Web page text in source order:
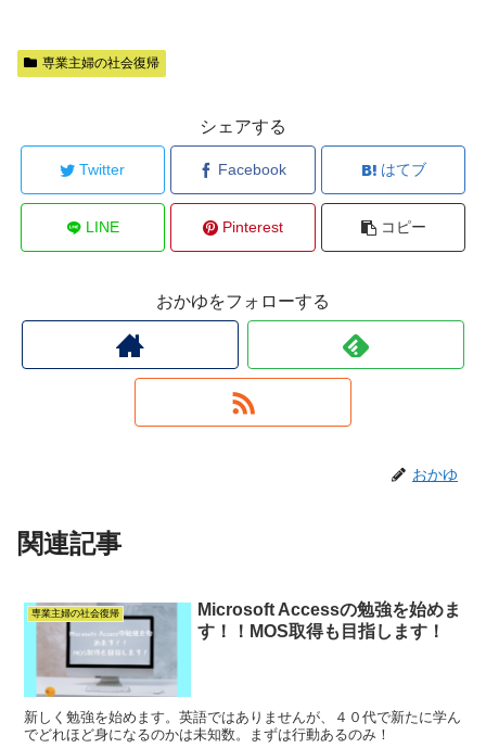
専業主婦の社会復帰
シェアする
Twitter Facebook はてブ
LINE Pinterest コピー
おかゆをフォローする
おかゆ
関連記事
専業主婦の社会復帰
Microsoft Accessの勉強を始めま
す！！MOS取得も目指します！
新しく勉強を始めます。英語ではありませんが、４０代で新たに学ん
でどれほど身になるのかは未知数。まずは行動あるのみ！